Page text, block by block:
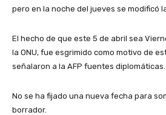
pero en la noche del jueves se modificó
El hecho de que este 5 de abril sea
la ONU, fue esgrimido como motivo de
señalaron a la AFP fuentes diplomáticas.
No se ha fijado una nueva fecha para
borrador.